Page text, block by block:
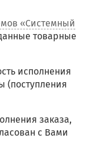
«Системный
товарные
исполнения
(поступления
заказа,
с Вами